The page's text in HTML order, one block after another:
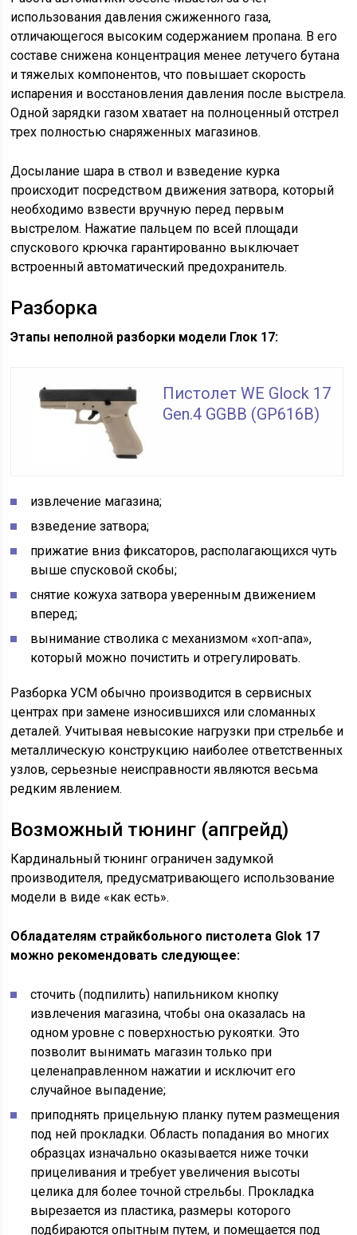
использования давления сжиженного газа,
отличающегося высоким содержанием пропана. В его
составе снижена концентрация менее летучего бутана
и тяжелых компонентов, что повышает скорость
испарения и восстановления давления после выстрела.
Одной зарядки газом хватает на полноценный отстрел
трех полностью снаряженных магазинов.
Досылание шара в ствол и взведение курка
происходит посредством движения затвора, который
необходимо взвести вручную перед первым
выстрелом. Нажатие пальцем по всей площади
спускового крючка гарантированно выключает
встроенный автоматический предохранитель.
Разборка
Этапы неполной разборки модели Глок 17:
Пистолет WE Glock 17
Gen.4 GGBB (GP616B)
извлечение магазина;
взведение затвора;
прижатие вниз фиксаторов, располагающихся чуть
выше спусковой скобы;
снятие кожуха затвора уверенным движением
вперед;
вынимание стволика с механизмом «хоп-апа»,
который можно почистить и отрегулировать.
Разборка УСМ обычно производится в сервисных
центрах при замене износившихся или сломанных
деталей. Учитывая невысокие нагрузки при стрельбе и
металлическую конструкцию наиболее ответственных
узлов, серьезные неисправности являются весьма
редким явлением.
Возможный тюнинг (апгрейд)
Кардинальный тюнинг ограничен задумкой
производителя, предусматривающего использование
модели в виде «как есть».
Обладателям страйкбольного пистолета Glok 17
можно рекомендовать следующее:
сточить (подпилить) напильником кнопку
извлечения магазина, чтобы она оказалась на
одном уровне с поверхностью рукоятки. Это
позволит вынимать магазин только при
целенаправленном нажатии и исключит его
случайное выпадение;
приподнять прицельную планку путем размещения
под ней прокладки. Область попадания во многих
образцах изначально оказывается ниже точки
прицеливания и требует увеличения высоты
целика для более точной стрельбы. Прокладка
вырезается из пластика, размеры которого
подбираются опытным путем, и помещается под